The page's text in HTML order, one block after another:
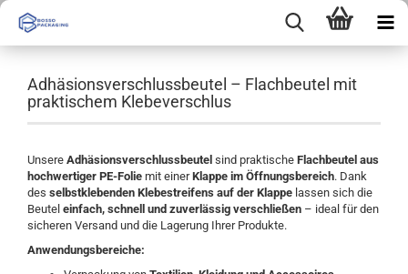
Adhäsionsverschlussbeutel – Flachbeutel mit
praktischem Klebeverschlus
Unsere Adhäsionsverschlussbeutel sind praktische Flachbeutel aus
hochwertiger PE-Folie mit einerKlappe im Öffnungsbereich. Dank
des selbstklebenden Klebestreifens auf der Klappe lassen sich die
Beutel einfach, schnell und zuverlässig verschließen – ideal für den
sicheren Versand und die Lagerung Ihrer Produkte.
Anwendungsbereiche: